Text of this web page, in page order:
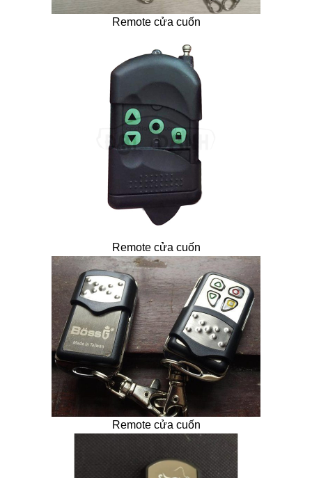
Remote cửa cuốn
Remote cửa cuốn
Remote cửa cuốn